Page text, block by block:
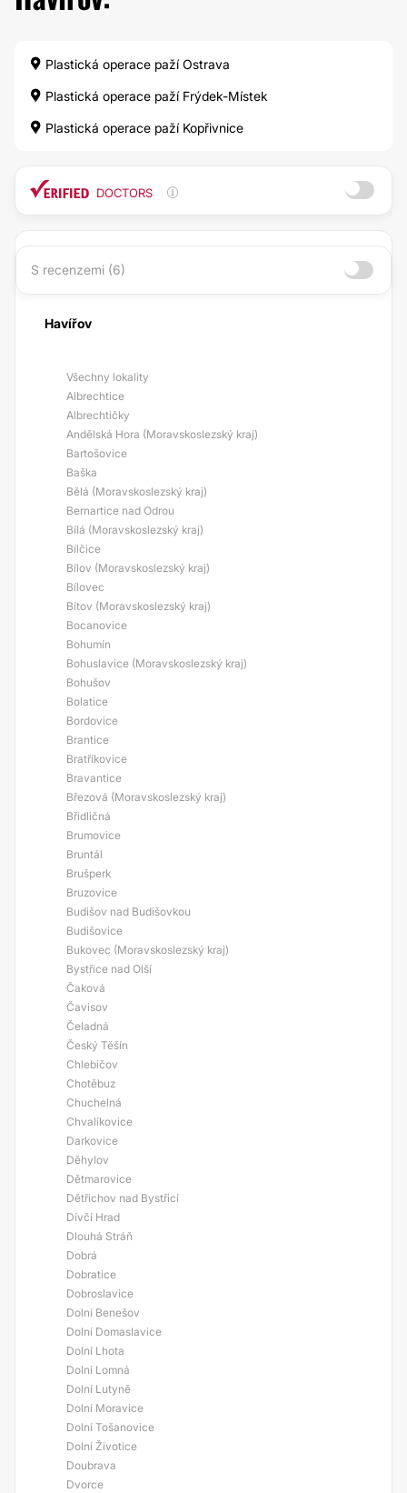
Plastická operace paží Ostrava
Plastická operace paží Frýdek-Místek
Plastická operace paží Kopřivnice
DOCTORS
S recenzemi (6)
Havířov
Všechny lokality
Albrechtice
Albrechtičky
Andělská Hora (Moravskoslezský kraj)
Bartošovice
Baška
Bělá (Moravskoslezský kraj)
Bernartice nad Odrou
Bílá (Moravskoslezský kraj)
Bílčice
Bílov (Moravskoslezský kraj)
Bílovec
Bítov (Moravskoslezský kraj)
Bocanovice
Bohumín
Bohuslavice (Moravskoslezský kraj)
Bohušov
Bolatice
Bordovice
Brantice
Bratříkovice
Bravantice
Březová (Moravskoslezský kraj)
Břidličná
Brumovice
Bruntál
Brušperk
Bruzovice
Budišov nad Budišovkou
Budišovice
Bukovec (Moravskoslezský kraj)
Bystřice nad Olší
Čaková
Čavisov
Čeladná
Český Těšín
Chlebičov
Chotěbuz
Chuchelná
Chvalíkovice
Darkovice
Děhylov
Dětmarovice
Dětřichov nad Bystřicí
Dívčí Hrad
Dlouhá Stráň
Dobrá
Dobratice
Dobroslavice
Dolní Benešov
Dolní Domaslavice
Dolní Lhota
Dolní Lomná
Dolní Lutyně
Dolní Moravice
Dolní Tošanovice
Dolní Životice
Doubrava
Dvorce